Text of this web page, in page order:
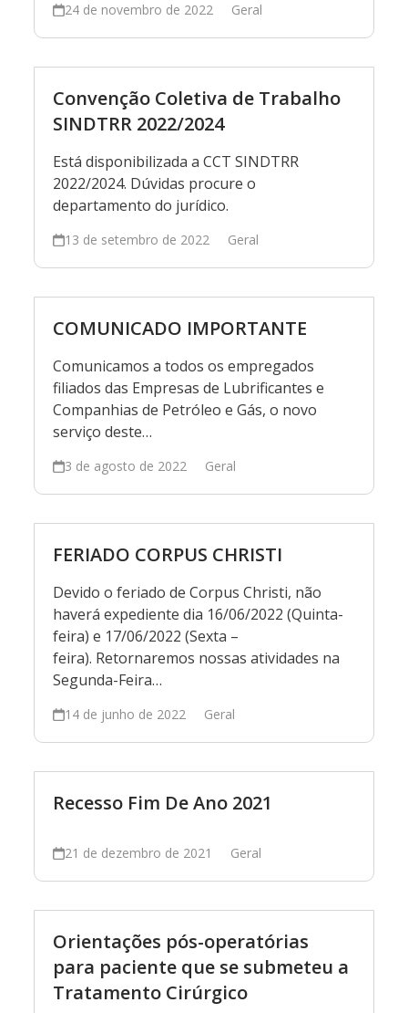
24 de novembro de 2022 Geral
Convenção Coletiva de Trabalho
SINDTRR 2022/2024
Está disponibilizada a CCT SINDTRR
2022/2024. Dúvidas procure o
departamento do jurídico.
13 de setembro de 2022 Geral
COMUNICADO IMPORTANTE
Comunicamos a todos os empregados
filiados das Empresas de Lubrificantes e
Companhias de Petróleo e Gás, o novo
serviço deste…
3 de agosto de 2022 Geral
FERIADO CORPUS CHRISTI
Devido o feriado de Corpus Christi, não
haverá expediente dia 16/06/2022 (Quinta-
feira) e 17/06/2022 (Sexta –
feira). Retornaremos nossas atividades na
Segunda-Feira…
14 de junho de 2022 Geral
Recesso Fim De Ano 2021
21 de dezembro de 2021 Geral
Orientações pós-operatórias
para paciente que se submeteu a
Tratamento Cirúrgico